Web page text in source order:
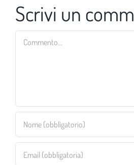
Scrivi un
Commento